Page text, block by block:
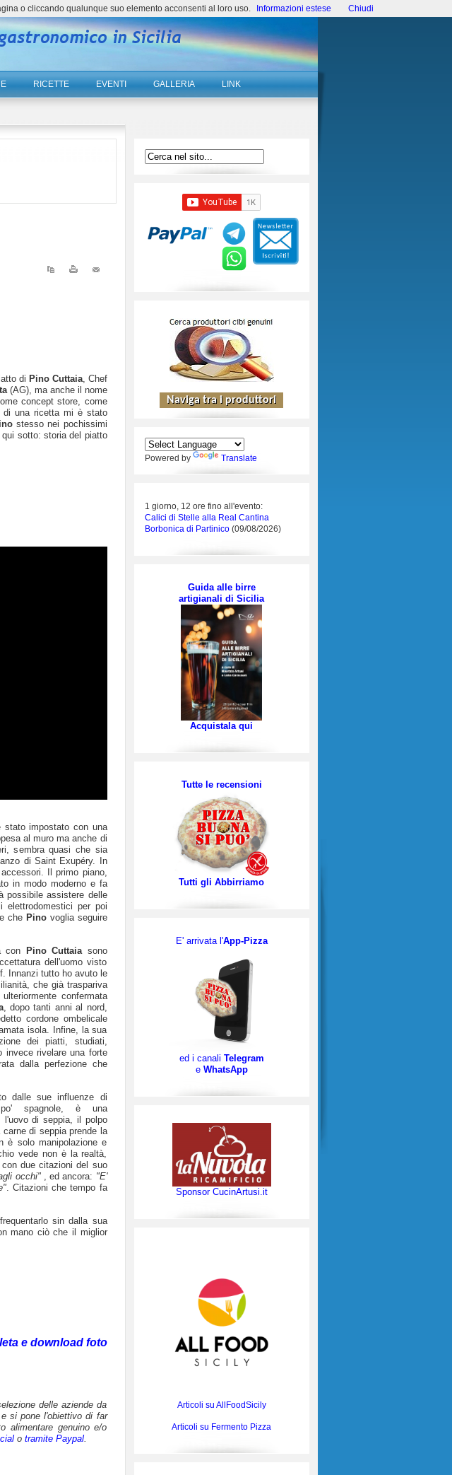
RICETTE EVENTI GALLERIA LINK
di Pino Cuttaia, Chef
(AG), ma anche il nome
concept store, come
di una ricetta mi è stato
stesso nei pochissimi
sotto: storia del piatto
stato impostato con una
al muro ma anche di
sembra quasi che sia
di Saint Exupéry. In
Il primo piano,
in modo moderno e fa
possibile assistere delle
per poi
che Pinovoglia seguire
con Pino Cuttaia sono
dell'uomo visto
Innanzi tutto ho avuto le
che già traspariva
confermata
, dopo tanti anni al nord,
cordone ombelicale
isola. Infine, la sua
dei piatti, studiati,
invece rivelare una forte
dalla perfezione che
dalle sue influenze di
spagnole, è una
l'uovo di seppia, il polpo
di seppia prende la
è solo manipolazione e
vede non è la realtà,
con due citazioni del suo
occhi" , ed ancora: "E'
. Citazioni che tempo fa
sin dalla sua
mano ciò che il miglior
e download foto
delle aziende da
si pone l'obiettivo di far
alimentare genuino e/o
o tramite Paypal.
Powered by Translate
1 giorno, 12 ore fino all'evento:
Calici di Stelle alla Real Cantina
Borbonica di Partinico (09/08/2026)
Guida alle birre
artigianali di Sicilia
Acquistala qui
Tutte le recensioni
Tutti gli Abbirriamo
E' arrivata l'App-Pizza
ed i canali Telegram
e WhatsApp
Sponsor CucinArtusi.it
Articoli su AllFoodSicily
Articoli su Fermento Pizza
o cliccando qualunque suo elemento acconsenti al loro uso. Informazioni estese Chiudi